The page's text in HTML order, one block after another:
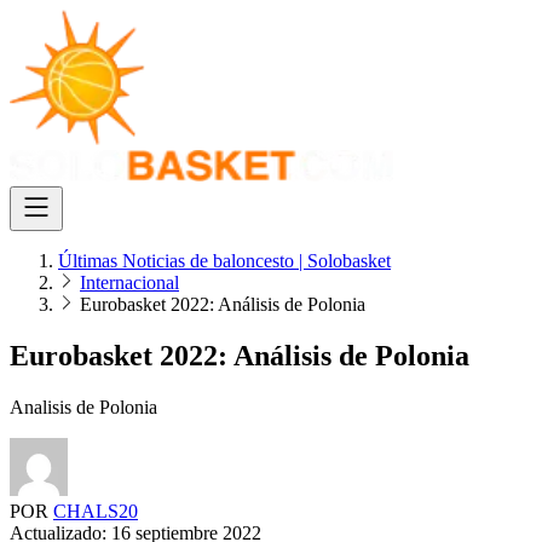
Últimas Noticias de baloncesto | Solobasket
Internacional
Eurobasket 2022: Análisis de Polonia
Eurobasket 2022: Análisis de Polonia
Analisis de Polonia
POR CHALS20
Actualizado: 16 septiembre 2022